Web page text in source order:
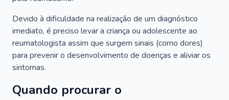
Devido à dificuldade na realização de um diagnóstico
imediato, é preciso levar a criança ou adolescente ao
reumatologista assim que surgem sinais (como dores)
para prevenir o desenvolvimento de doenças e aliviar os
sintomas.
Quando procurar o